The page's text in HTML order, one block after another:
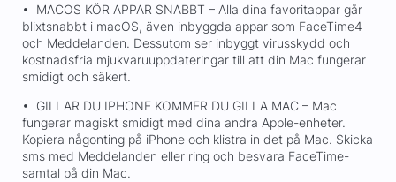
• MACOS KÖR APPAR SNABBT – Alla dina favoritappar går
blixtsnabbt i macOS, även inbyggda appar som FaceTime4
och Meddelanden. Dessutom ser inbyggt virusskydd och
kostnadsfria mjukvaruuppdateringar till att din Mac fungerar
smidigt och säkert.
• GILLAR DU IPHONE KOMMER DU GILLA MAC – Mac
fungerar magiskt smidigt med dina andra Apple-enheter.
Kopiera någonting på iPhone och klistra in det på Mac. Skicka
sms med Meddelanden eller ring och besvara FaceTime-
samtal på din Mac.